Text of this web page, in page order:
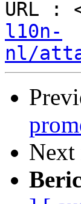
URL :
l10n-
nl/
Next